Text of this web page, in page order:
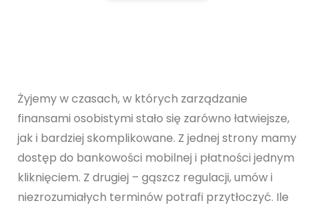
Żyjemy w czasach, w których zarządzanie
finansami osobistymi stało się zarówno łatwiejsze,
jak i bardziej skomplikowane. Z jednej strony mamy
dostęp do bankowości mobilnej i płatności jednym
kliknięciem. Z drugiej – gąszcz regulacji, umów i
niezrozumiałych terminów potrafi przytłoczyć. Ile